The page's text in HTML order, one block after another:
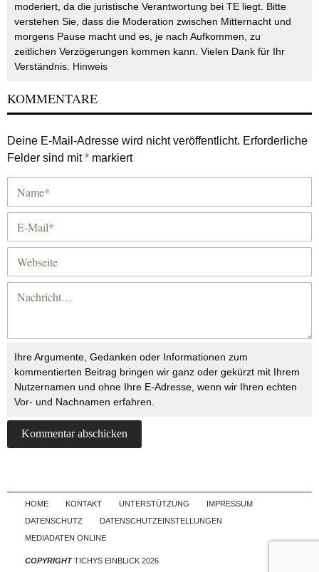
moderiert, da die juristische Verantwortung bei TE liegt. Bitte
verstehen Sie, dass die Moderation zwischen Mitternacht und
morgens Pause macht und es, je nach Aufkommen, zu
zeitlichen Verzögerungen kommen kann. Vielen Dank für Ihr
Verständnis. Hinweis
KOMMENTARE
Deine E-Mail-Adresse wird nicht veröffentlicht. Erforderliche
Felder sind mit* markiert
Ihre Argumente, Gedanken oder Informationen zum
kommentierten Beitrag bringen wir ganz oder gekürzt mit Ihrem
Nutzernamen und ohne Ihre E-Adresse, wenn wir Ihren echten
Vor- und Nachnamen erfahren.
Skip to content
HOME KONTAKT UNTERSTÜTZUNG
IMPRESSUM
DATENSCHUTZ
DATENSCHUTZEINSTELLUNGEN
MEDIADATEN ONLINE
COPYRIGHTTICHYS EINBLICK 2026